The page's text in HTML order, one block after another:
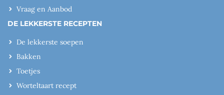
Vraag en Aanbod
DE LEKKERSTE RECEPTEN
De lekkerste soepen
Bakken
Toetjes
Worteltaart recept